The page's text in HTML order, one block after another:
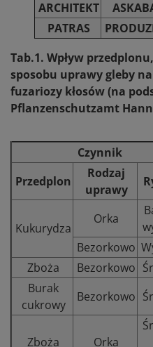
ARCHITEKT
PATRAS
Tab.1. Wpływ
sposobu uprawy gleby
fuzariozy kłosów (na
Pflanzenschutzamt
Czynnik
Przedplon
Rodzaj
uprawy
Kukurydza
Orka
Bezorkowo
Zboża
Bezorkowo
Burak
cukrowy
Bezorkowo
Zboża Orka